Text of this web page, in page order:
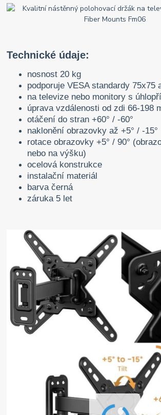
Technické údaje:
nosnost 20 kg
podporuje VESA standardy 75x75
na televize nebo monitory s
úprava vzdálenosti od zdi 66-198
otáčení do stran +60° / -60°
naklonění obrazovky až +5° / -15°
rotace obrazovky +5° / 90°
nebo na výšku)
ocelová konstrukce
instalační materiál
barva černá
záruka 5 let